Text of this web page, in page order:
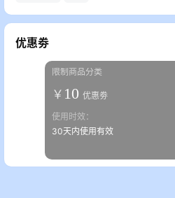
优惠劵
限制商品分类
￥ 10 优惠劵
使用时效：
30天内使用有效